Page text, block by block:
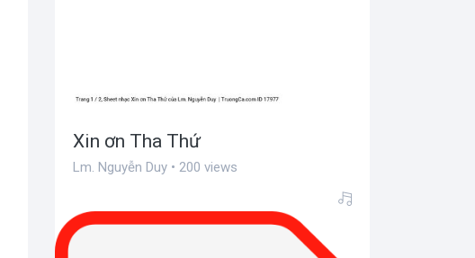
Xin ơn Tha Thứ
Lm. Nguyễn Duy • 200 views